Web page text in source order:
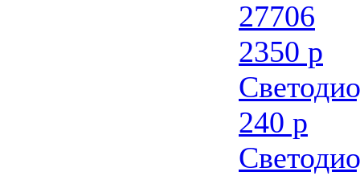
27706
2350 р
240 р